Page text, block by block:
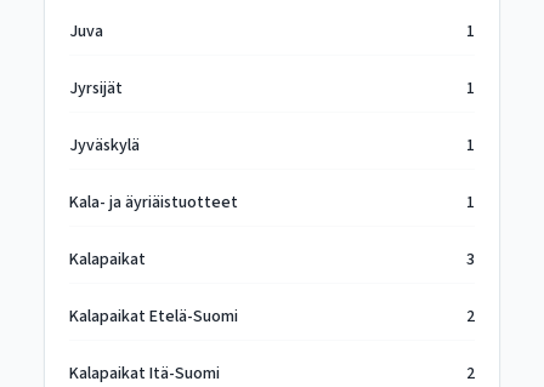
Juva 1
Jyrsijät 1
Jyväskylä 1
Kala- ja äyriäistuotteet 1
Kalapaikat 3
Kalapaikat Etelä-Suomi 2
Kalapaikat Itä-Suomi 2